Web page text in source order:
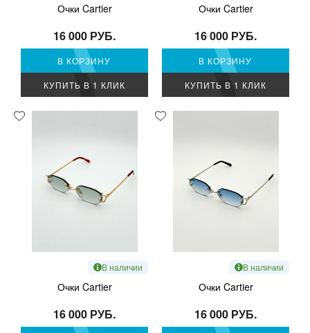
Очки Cartier
16 000 РУБ.
В КОРЗИНУ
КУПИТЬ В 1 КЛИК
Очки Cartier
16 000 РУБ.
В КОРЗИНУ
КУПИТЬ В 1 КЛИК
В наличии
Очки Cartier
16 000 РУБ.
В наличии
Очки Cartier
16 000 РУБ.